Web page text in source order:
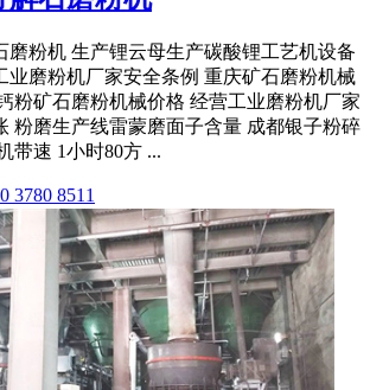
磨粉机 生产锂云母生产碳酸锂工艺机设备
业磨粉机厂家安全条例 重庆矿石磨粉机械
粉矿石磨粉机械价格 经营工业磨粉机厂家
粉磨生产线雷蒙磨面子含量 成都银子粉碎
带速 1小时80方 ...
3780 8511